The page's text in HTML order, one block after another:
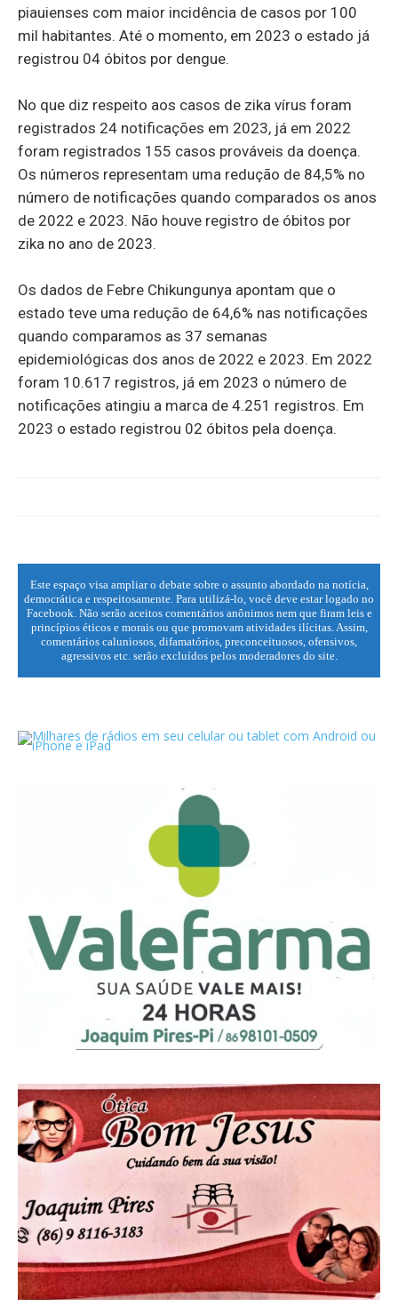
piauienses com maior incidência de casos por 100
mil habitantes. Até o momento, em 2023 o estado já
registrou 04 óbitos por dengue.
No que diz respeito aos casos de zika vírus foram
registrados 24 notificações em 2023, já em 2022
foram registrados 155 casos prováveis da doença.
Os números representam uma redução de 84,5% no
número de notificações quando comparados os anos
de 2022 e 2023. Não houve registro de óbitos por
zika no ano de 2023.
Os dados de Febre Chikungunya apontam que o
estado teve uma redução de 64,6% nas notificações
quando comparamos as 37 semanas
epidemiológicas dos anos de 2022 e 2023. Em 2022
foram 10.617 registros, já em 2023 o número de
notificações atingiu a marca de 4.251 registros. Em
2023 o estado registrou 02 óbitos pela doença.
Este espaço visa ampliar o debate sobre o assunto abordado na notícia,
democrática e respeitosamente. Para utilizá-lo, você deve estar logado no
Facebook. Não serão aceitos comentários anônimos nem que firam leis e
princípios éticos e morais ou que promovam atividades ilícitas. Assim,
comentários caluniosos, difamatórios, preconceituosos, ofensivos,
agressivos etc. serão excluídos pelos moderadores do site.